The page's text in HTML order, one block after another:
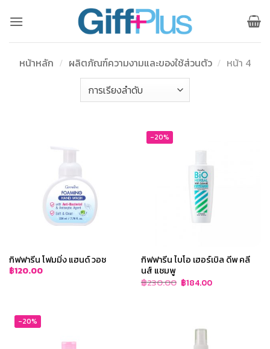
หน้าหลัก / ผลิตภัณฑ์ความงามและของใช้ส่วนตัว / หน้า 4
กิฟฟารีน โฟมมิ่ง แฮนด์ วอช
฿120.00
-20%
กิฟฟารีน ไบโอ เฮอร์เบิล ดีพ คลี
นส์ แชมพู
฿230.00 Original
price
฿184.00Current
price
-20%